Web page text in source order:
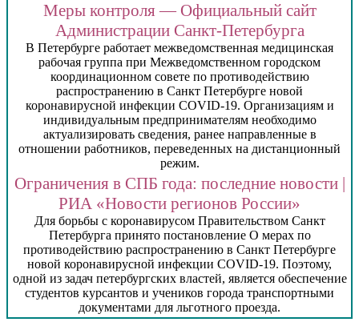
Меры контроля — Официальный сайт
Администрации Санкт‑Петербурга
В Петербурге работает межведомственная медицинская
рабочая группа при Межведомственном городском
координационном совете по противодействию
распространению в Санкт Петербурге новой
коронавирусной инфекции COVID-19. Организациям и
индивидуальным предпринимателям необходимо
актуализировать сведения, ранее направленные в
отношении работников, переведенных на дистанционный
режим.
Ограничения в СПБ года: последние новости |
РИА «Новости регионов России»
Для борьбы с коронавирусом Правительством Санкт
Петербурга принято постановление О мерах по
противодействию распространению в Санкт Петербурге
новой коронавирусной инфекции COVID-19. Поэтому,
одной из задач петербургских властей, является обеспечение
студентов курсантов и учеников города транспортными
документами для льготного проезда.